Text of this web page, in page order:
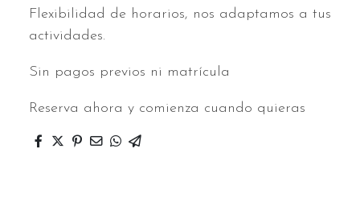
Flexibilidad de horarios, nos adaptamos a tus
actividades.
Sin pagos previos ni matrícula
Reserva ahora y comienza cuando quieras